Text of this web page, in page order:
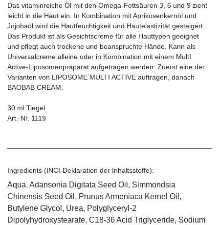
Das vitaminreiche Öl mit den Omega-Fettsäuren 3, 6 und 9 zieht
leicht in die Haut ein. In Kombination mit Aprikosenkernöl und
Jojobaöl wird die Hautfeuchtigkeit und Hautelastizität gesteigert.
Das Produkt ist als Gesichtscreme für alle Hauttypen geeignet
und pflegt auch trockene und beanspruchte Hände. Kann als
Universalcreme alleine oder in Kombination mit einem MultI
Active-Liposomenpräparat aufgetragen werden: Zuerst eine der
Varianten von LIPOSOME MULTI ACTIVE auftragen, danach
BAOBAB CREAM.
30 ml Tiegel
Art.-Nr. 1119
Ingredients (INCI-Deklaration der Inhaltsstoffe):
Aqua, Adansonia Digitata Seed Oil, Simmondsia
Chinensis Seed Oil, Prunus Armeniaca Kernel Oil,
Butylene Glycol, Urea, Polyglyceryl-2
Dipolyhydroxystearate, C18-36 Acid Triglyceride, Sodium